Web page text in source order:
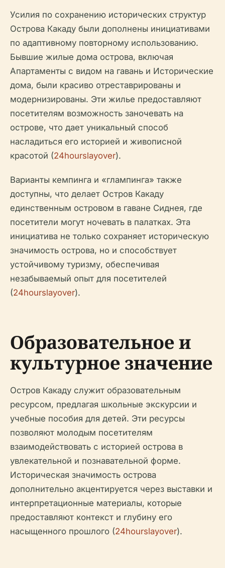
Усилия по сохранению исторических структур
Острова Какаду были дополнены инициативами
по адаптивному повторному использованию.
Бывшие жилые дома острова, включая
Апартаменты с видом на гавань и Исторические
дома, были красиво отреставрированы и
модернизированы. Эти жилье предоставляют
посетителям возможность заночевать на
острове, что дает уникальный способ
насладиться его историей и живописной
красотой (24hourslayover).
Варианты кемпинга и «глампинга» также
доступны, что делает Остров Какаду
единственным островом в гаване Сиднея, где
посетители могут ночевать в палатках. Эта
инициатива не только сохраняет историческую
значимость острова, но и способствует
устойчивому туризму, обеспечивая
незабываемый опыт для посетителей
(24hourslayover).
Образовательное и
культурное значение
Остров Какаду служит образовательным
ресурсом, предлагая школьные экскурсии и
учебные пособия для детей. Эти ресурсы
позволяют молодым посетителям
взаимодействовать с историей острова в
увлекательной и познавательной форме.
Историческая значимость острова
дополнительно акцентируется через выставки и
интерпретационные материалы, которые
предоставляют контекст и глубину его
насыщенного прошлого (24hourslayover).